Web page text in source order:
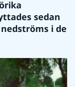
sedan
i de